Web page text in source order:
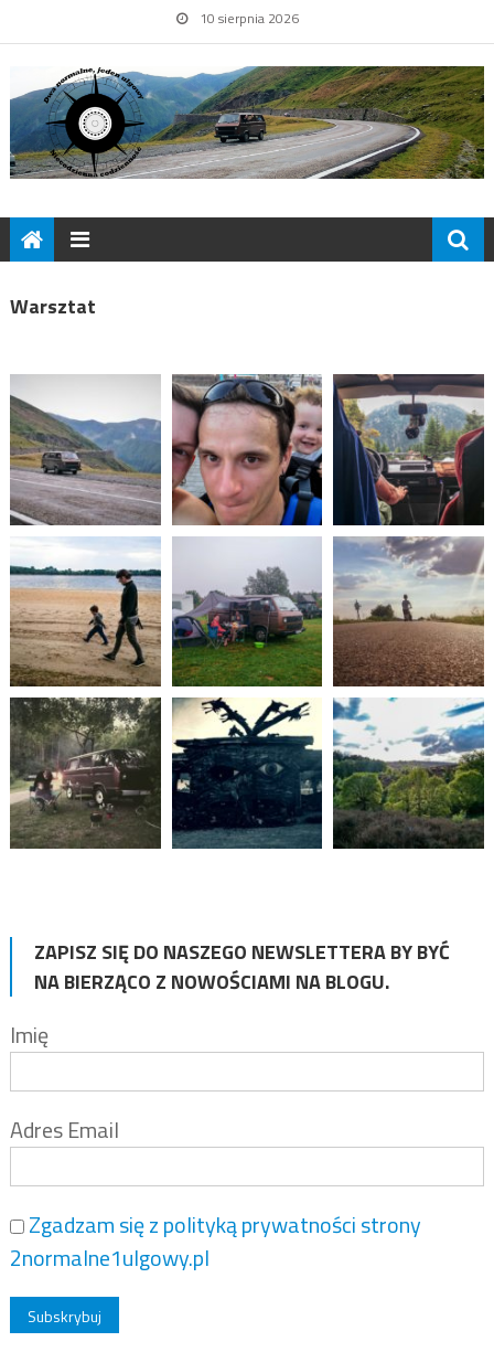
10 sierpnia 2026
Warsztat
ZAPISZ SIĘ DO NASZEGO NEWSLETTERA BY BYĆ
NA BIERZĄCO Z NOWOŚCIAMI NA BLOGU.
Imię
Adres Email
Zgadzam się z polityką prywatności strony
2normalne1ulgowy.pl